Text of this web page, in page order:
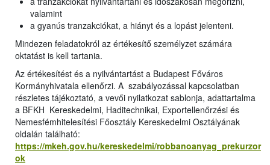
valamint
a gyanús tranzakciókat, a hiányt és a lopást jelenteni.
Mindezen feladatokról az értékesítő személyzet számára
oktatást is kell tartania.
Az értékesítést és a nyilvántartást a Budapest Főváros
Kormányhivatala ellenőrzi. A szabályozással kapcsolatban
részletes tájékoztató, a vevői nyilatkozat sablonja, adattartalma
a BFKH Kereskedelmi, Haditechnikai, Exportellenőrzési és
Nemesfémhitelesítési Főosztály Kereskedelmi Osztályának
oldalán található:
https://mkeh.gov.hu/kereskedelmi/robbanoanyag_prekurzor
ok